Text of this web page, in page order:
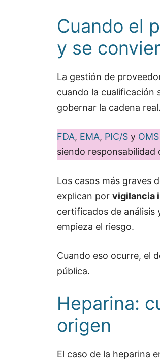
Cuando el
y se
La gestión de
cuando la cualificación
gobernar la cadena real.
FDA, EMA, PIC/S y OMS
siendo
Los casos más graves
explican por vigilancia
certificados de análisis
empieza el riesgo.
Cuando eso ocurre, el
pública.
Heparina:
origen
El caso de la heparina